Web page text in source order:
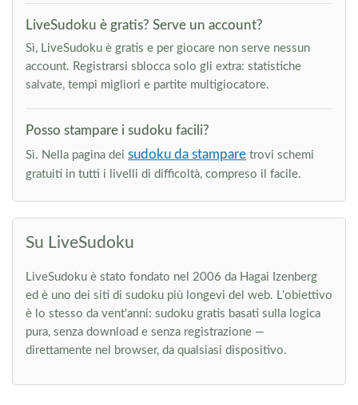
LiveSudoku è gratis? Serve un account?
Sì, LiveSudoku è gratis e per giocare non serve nessun
account. Registrarsi sblocca solo gli extra: statistiche
salvate, tempi migliori e partite multigiocatore.
Posso stampare i sudoku facili?
Sì. Nella pagina dei sudoku da stampare trovi schemi
gratuiti in tutti i livelli di difficoltà, compreso il facile.
Su LiveSudoku
LiveSudoku è stato fondato nel 2006 da Hagai Izenberg
ed è uno dei siti di sudoku più longevi del web. L'obiettivo
è lo stesso da vent'anni: sudoku gratis basati sulla logica
pura, senza download e senza registrazione —
direttamente nel browser, da qualsiasi dispositivo.